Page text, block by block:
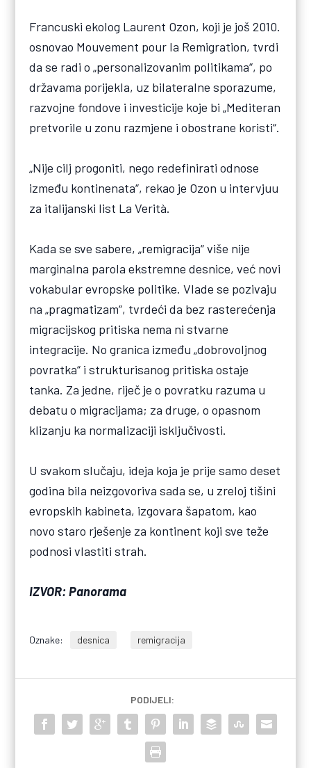
Francuski ekolog Laurent Ozon, koji je još 2010.
osnovao Mouvement pour la Remigration, tvrdi
da se radi o „personalizovanim politikama“, po
državama porijekla, uz bilateralne sporazume,
razvojne fondove i investicije koje bi „Mediteran
pretvorile u zonu razmjene i obostrane koristi“.
„Nije cilj progoniti, nego redefinirati odnose
između kontinenata“, rekao je Ozon u intervjuu
za italijanski list La Verità.
Kada se sve sabere, „remigracija“ više nije
marginalna parola ekstremne desnice, već novi
vokabular evropske politike. Vlade se pozivaju
na „pragmatizam“, tvrdeći da bez rasterećenja
migracijskog pritiska nema ni stvarne
integracije. No granica između „dobrovoljnog
povratka“ i strukturisanog pritiska ostaje
tanka. Za jedne, riječ je o povratku razuma u
debatu o migracijama; za druge, o opasnom
klizanju ka normalizaciji isključivosti.
U svakom slučaju, ideja koja je prije samo deset
godina bila neizgovoriva sada se, u zreloj tišini
evropskih kabineta, izgovara šapatom, kao
novo staro rješenje za kontinent koji sve teže
podnosi vlastiti strah.
IZVOR: Panorama
Oznake: desnica remigracija
PODIJELI: